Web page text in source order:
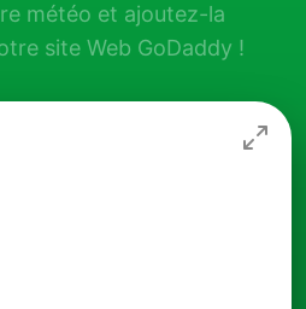
météo et ajoutez-la
site Web GoDaddy !